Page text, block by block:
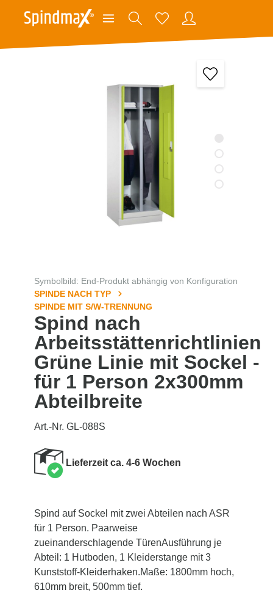
Symbolbild: End-Produkt abhängig von Konfiguration
SPINDE NACH TYP
SPINDE MIT S/W-TRENNUNG
Spind nach
Arbeitsstättenrichtlinien
Grüne Linie mit Sockel -
für 1 Person 2x300mm
Abteilbreite
Art.-Nr. GL-088S
Lieferzeit ca. 4-6 Wochen
Spind auf Sockel mit zwei Abteilen nach ASR
für 1 Person. Paarweise
zueinanderschlagende TürenAusführung je
Abteil: 1 Hutboden, 1 Kleiderstange mit 3
Kunststoff-Kleiderhaken.Maße: 1800mm hoch,
610mm breit, 500mm tief.